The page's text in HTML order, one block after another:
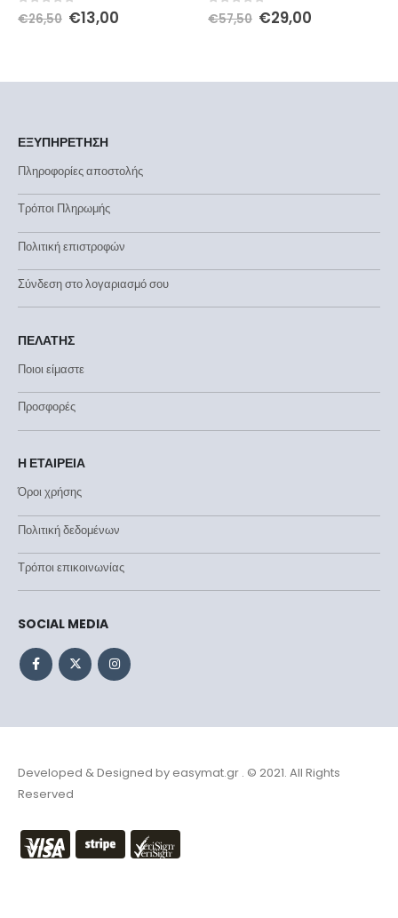
out of 5
€26,50 €13,00 out of 5
€57,50 €29,00
ΕΞΥΠΗΡΕΤΗΣΗ
Πληροφορίες αποστολής
Τρόποι Πληρωμής
Πολιτική επιστροφών
Σύνδεση στο λογαριασμό σου
ΠΕΛΑΤΗΣ
Ποιοι είμαστε
Προσφορές
Η ΕΤΑΙΡΕΙΑ
Όροι χρήσης
Πολιτική δεδομένων
Τρόποι επικοινωνίας
SOCIAL MEDIA
Developed & Designed by easymat.gr . © 2021. All Rights
Reserved